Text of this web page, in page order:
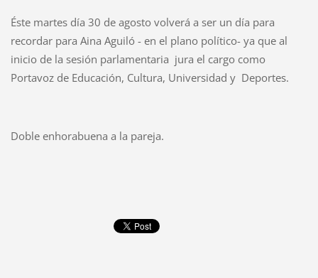
Éste martes día 30 de agosto volverá a ser un día para
recordar para Aina Aguiló - en el plano político- ya que al
inicio de la sesión parlamentaria jura el cargo como
Portavoz de Educación, Cultura, Universidad y Deportes.
Doble enhorabuena a la pareja.